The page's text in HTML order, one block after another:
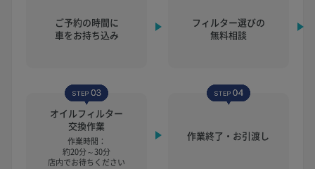
ご予約の時間に
車をお持ち込み
フィルター選びの
無料相談
オイルフィルター
交換作業
作業時間：
約20分～30分
店内でお待ちください
作業終了・お引渡し